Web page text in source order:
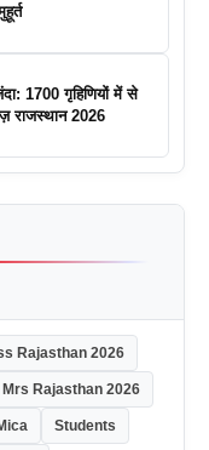
1700 गृहिणियों में से
राजस्थान 2026
Rajasthan 2026
Mrs Rajasthan 2026
Students